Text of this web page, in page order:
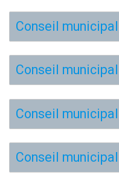
Conseil
Conseil
Conseil
Conseil